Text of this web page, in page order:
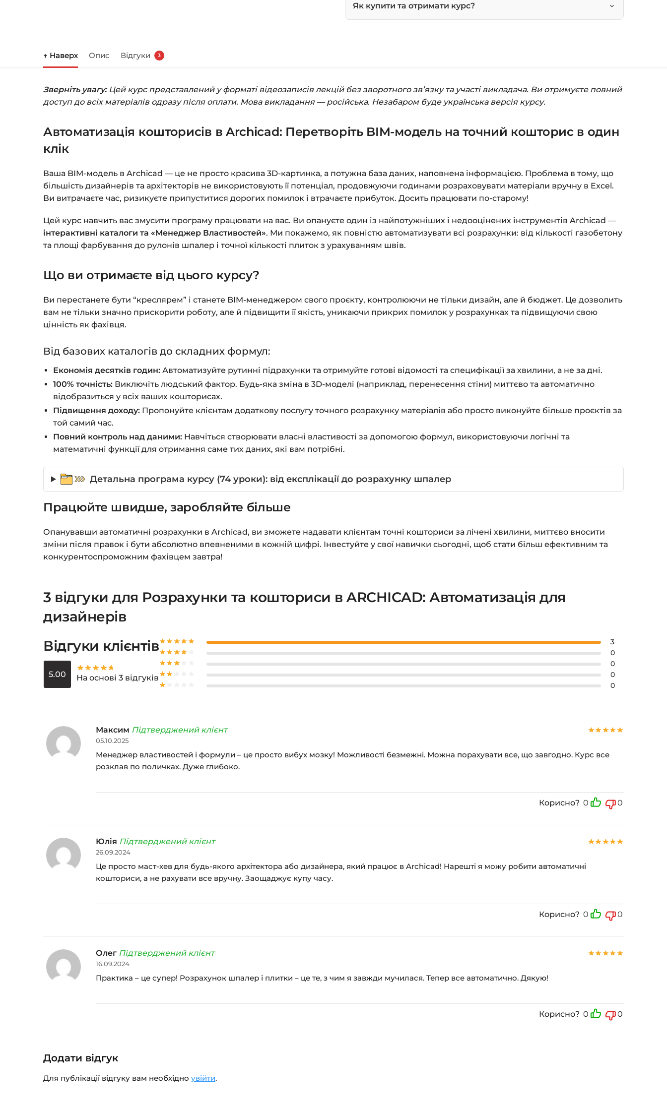
Як купити та отримати курс?
Оплатіть зручним способом (більше 8 способів оплати).
до завантажень». Натисніть її — і відкриється сторінка з
Доступ до курсів: без обмежень за часом.
Питання?Пишіть наinfo@siluette.com.uaабо в чат на сайті.
↑ Наверх Опис Відгуки 3
Зверніть увагу:Цей курс представлений у форматі відеозаписів лекцій без зворотного зв’язку та участі викладача. Ви отримуєте повний
доступ до всіх матеріалів одразу після оплати. Мова викладання — російська. Незабаром буде українська версія курсу.
Автоматизація кошторисів в Archicad: Перетворіть BIM-модель на точний кошторис в один
клік
Ваша BIM-модель в Archicad — це не просто красива 3D-картинка, а потужна база даних, наповнена інформацією. Проблема в тому, що
більшість дизайнерів та архітекторів не використовують її потенціал, продовжуючи годинами розраховувати матеріали вручну в Excel.
Ви витрачаєте час, ризикуєте припуститися дорогих помилок і втрачаєте прибуток. Досить працювати по-старому!
Цей курс навчить вас змусити програму працювати на вас. Ви опануєте один із найпотужніших і недооцінених інструментів Archicad —
інтерактивні каталоги та «Менеджер Властивостей». Ми покажемо, як повністю автоматизувати всі розрахунки: від кількості газобетону
та площі фарбування до рулонів шпалер і точної кількості плиток з урахуванням швів.
Що ви отримаєте від цього курсу?
Ви перестанете бути “креслярем” і станете BIM-менеджером свого проєкту, контролюючи не тільки дизайн, але й бюджет. Це дозволить
вам не тільки значно прискорити роботу, але й підвищити її якість, уникаючи прикрих помилок у розрахунках та підвищуючи свою
цінність як фахівця.
Від базових каталогів до складних формул:
Економія десятків годин: Автоматизуйте рутинні підрахунки та отримуйте готові відомості та специфікації за хвилини, а не за дні.
100% точність: Виключіть людський фактор. Будь-яка зміна в 3D-моделі (наприклад, перенесення стіни) миттєво та автоматично
відобразиться у всіх ваших кошторисах.
Підвищення доходу: Пропонуйте клієнтам додаткову послугу точного розрахунку матеріалів або просто виконуйте більше проєктів за
той самий час.
Повний контроль над даними: Навчіться створювати власні властивості за допомогою формул, використовуючи логічні та
математичні функції для отримання саме тих даних, які вам потрібні.
Детальна програма курсу (74 уроки): від експлікації до розрахунку шпалер
Працюйте швидше, заробляйте більше
Опанувавши автоматичні розрахунки в Archicad, ви зможете надавати клієнтам точні кошториси за лічені хвилини, миттєво вносити
зміни після правок і бути абсолютно впевненими в кожній цифрі. Інвестуйте у свої навички сьогодні, щоб стати більш ефективним та
конкурентоспроможним фахівцем завтра!
3 відгуки для Розрахунки та кошториси в ARCHICAD: Автоматизація для
дизайнерів
Відгуки клієнтів
5.00 На основі 3 відгуків
3
0
0
0
0
Максим Підтверджений клієнт
05.10.2025
Менеджер властивостей і формули – це просто вибух мозку! Можливості безмежні. Можна порахувати все, що завгодно. Курс все
розклав по поличках. Дуже глибоко.
Корисно? 0 0
Юлія Підтверджений клієнт
26.09.2024
Це просто маст-хев для будь-якого архітектора або дизайнера, який працює в Archicad! Нарешті я можу робити автоматичні
кошториси, а не рахувати все вручну. Заощаджує купу часу.
Корисно? 0 0
Олег Підтверджений клієнт
16.09.2024
Практика – це супер! Розрахунок шпалер і плитки – це те, з чим я завжди мучилася. Тепер все автоматично. Дякую!
Корисно? 0 0
Додати відгук
Для публікації відгуку вам необхідноувійти.